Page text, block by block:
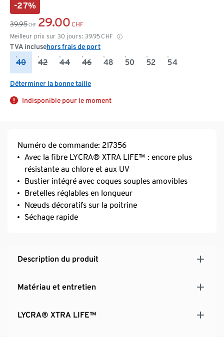
-27%
39.95 CHF 29.00 CHF
Meilleur prix sur 30 jours: 39.95CHF
TVA inclusehors frais de port
40 42 44 46 48 50 52 54
Déterminer la bonne taille
Indisponible pour le moment
Numéro de commande: 217356
Avec la fibre LYCRA® XTRA LIFE™ : encore plus
résistante au chlore et aux UV
Bustier intégré avec coques souples amovibles
Bretelles réglables en longueur
Nœuds décoratifs sur la poitrine
Séchage rapide
Description du produit
Matériau et entretien
LYCRA® XTRA LIFE™